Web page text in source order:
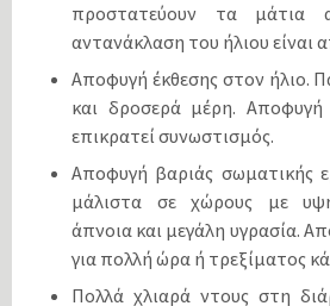
προστατεύουν τα μάτια
αντανάκλαση του ήλιου είναι
Αποφυγή έκθεσης στον ήλιο.
και δροσερά μέρη.
επικρατεί συνωστισμός.
Αποφυγή βαριάς σωματικής
μάλιστα σε χώρους με
άπνοια και μεγάλη υγρασία.
για πολλή ώρα ή τρεξίματος
Πολλά χλιαρά ντους στη